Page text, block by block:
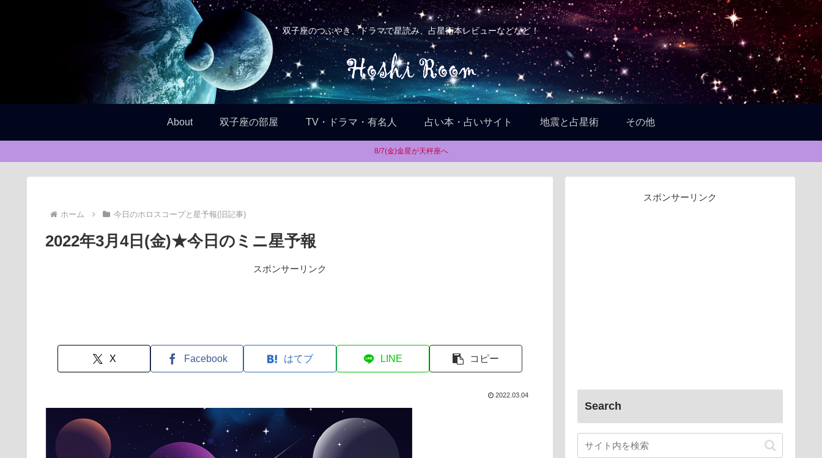
双子座のつぶやき、ドラマで星読み、占星術本レビューなどなど！
About 双子座の部屋 TV・ドラマ・有名人 占い本・占いサイト 地震と占星術 その他
8/7(金)金星が天秤座へ
ホーム 今日のホロスコープと星予報(旧記事)
2022年3月4日(金)★今日のミニ星予報
スポンサーリンク
X Facebook はてブ LINE コピー
2022.03.04
スポンサーリンク
Search